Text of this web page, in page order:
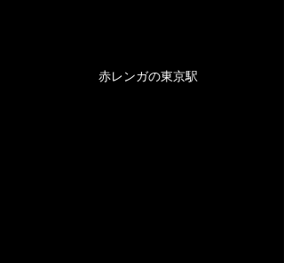
赤レンガの東京駅